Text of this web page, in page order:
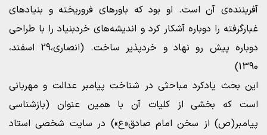
آفریننده‌ی آن است. او بود که باورهای فروریخته و بنیادهای
غبارگرفته را دوباره آشکار کرد و اندیشه‌های خردبنیاد را با طراحی
دوباره پیش رو نهاد و خردپذیر ساخت. (انصاری،29 اسفند،
1390)
این بحث یادکرد مباحثی در شناخت پیامبر عدالت و مهربانی
است که بخشی از کلیات آن با همین عنوان (بازشناسی
پیامبر(ص) از سخن امام صادق«ع») در سایت شخصی استاد